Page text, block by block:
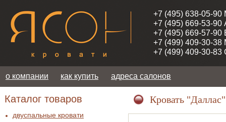
+7 (495) 638-05-90
+7 (495) 669-53-90
+7 (495) 669-57-90
+7 (499) 409-30-38
+7 (499) 409-30-83
о компании как купить адреса салонов
Каталог товаров
двуспальные кровати
Кровать "Даллас"